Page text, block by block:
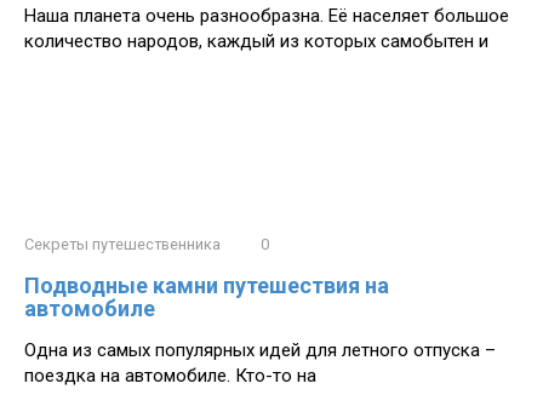
Наша планета очень разнообразна. Её населяет большое
количество народов, каждый из которых самобытен и
Секреты путешественника 0
Подводные камни путешествия на
автомобиле
Одна из самых популярных идей для летного отпуска –
поездка на автомобиле. Кто-то на